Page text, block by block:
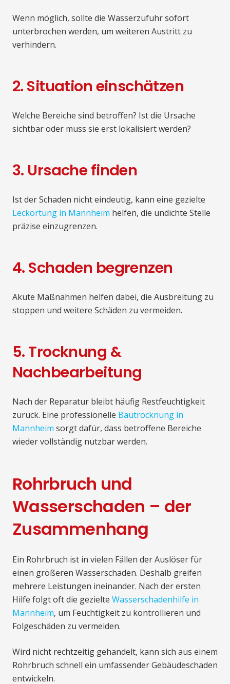
Wenn möglich, sollte die Wasserzufuhr sofort
unterbrochen werden, um weiteren Austritt zu
verhindern.
2. Situation einschätzen
Welche Bereiche sind betroffen? Ist die Ursache
sichtbar oder muss sie erst lokalisiert werden?
3. Ursache finden
Ist der Schaden nicht eindeutig, kann eine gezielte
Leckortung in Mannheim helfen, die undichte Stelle
präzise einzugrenzen.
4. Schaden begrenzen
Akute Maßnahmen helfen dabei, die Ausbreitung zu
stoppen und weitere Schäden zu vermeiden.
5. Trocknung &
Nachbearbeitung
Nach der Reparatur bleibt häufig Restfeuchtigkeit
zurück. Eine professionelle Bautrocknung in
Mannheim sorgt dafür, dass betroffene Bereiche
wieder vollständig nutzbar werden.
Rohrbruch und
Wasserschaden – der
Zusammenhang
Ein Rohrbruch ist in vielen Fällen der Auslöser für
einen größeren Wasserschaden. Deshalb greifen
mehrere Leistungen ineinander. Nach der ersten
Hilfe folgt oft die gezielte Wasserschadenhilfe in
Mannheim, um Feuchtigkeit zu kontrollieren und
Folgeschäden zu vermeiden.
Wird nicht rechtzeitig gehandelt, kann sich aus einem
Rohrbruch schnell ein umfassender Gebäudeschaden
entwickeln.